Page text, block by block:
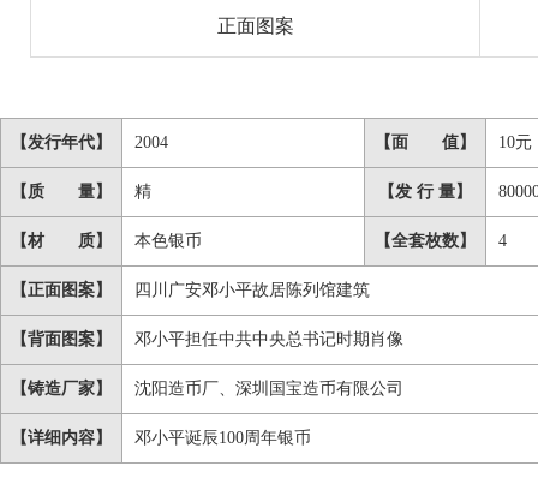
正面图案
【发行年代】 2004 【面 值】 10元
【质 量】 精 【发 行 量】
【材 质】 本色银币 【全套枚数】 4
【正面图案】 四川广安邓小平故居陈列馆建筑
【背面图案】 邓小平担任中共中央总书记时期肖像
【铸造厂家】 沈阳造币厂、深圳国宝造币有限公司
【详细内容】 邓小平诞辰100周年银币